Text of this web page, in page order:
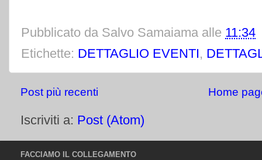
Pubblicato da Salvo Samaiama alle 11:34
Etichette: DETTAGLIO EVENTI,
Post più recenti Home
Iscriviti a: Post (Atom)
FACCIAMO IL COLLEGAMENTO